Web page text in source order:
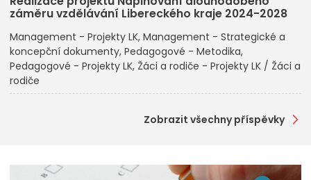
záměru vzdělávání Libereckého kraje 2024-2028
Management - Projekty LK Management - Strategické a
koncepční dokumenty Pedagogové - Metodika
Pedagogové - Projekty LK Žáci a rodiče - Projekty LK / Žáci a
rodiče
Zobrazit všechny příspěvky